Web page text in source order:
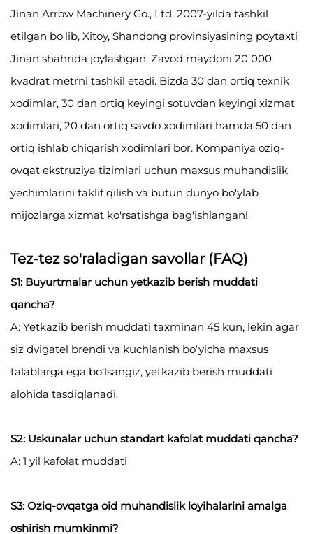
Jinan Arrow Machinery Co., Ltd. 2007-yilda tashkil
etilgan bo'lib, Xitoy, Shandong provinsiyasining poytaxti
Jinan shahrida joylashgan. Zavod maydoni 20 000
kvadrat metrni tashkil etadi. Bizda 30 dan ortiq texnik
xodimlar, 30 dan ortiq keyingi sotuvdan keyingi xizmat
xodimlari, 20 dan ortiq savdo xodimlari hamda 50 dan
ortiq ishlab chiqarish xodimlari bor. Kompaniya oziq-
ovqat ekstruziya tizimlari uchun maxsus muhandislik
yechimlarini taklif qilish va butun dunyo bo'ylab
mijozlarga xizmat ko'rsatishga bag'ishlangan!
Tez-tez so'raladigan savollar (FAQ)
S1: Buyurtmalar uchun yetkazib berish muddati
qancha?
A: Yetkazib berish muddati taxminan 45 kun, lekin agar
siz dvigatel brendi va kuchlanish bo‘yicha maxsus
talablarga ega bo‘lsangiz, yetkazib berish muddati
alohida tasdiqlanadi.
S2: Uskunalar uchun standart kafolat muddati qancha?
A: 1 yil kafolat muddati
S3: Oziq-ovqatga oid muhandislik loyihalarini amalga
oshirish mumkinmi?